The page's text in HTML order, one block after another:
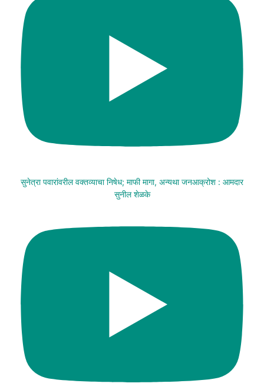
सुनेत्रा पवारांवरील वक्तव्याचा निषेध; माफी मागा, अन्यथा जनआक्रोश : आमदार
सुनील शेळके